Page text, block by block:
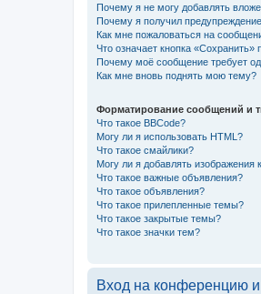
Почему я не могу добавлять
Почему я получил
Как мне пожаловаться на
Что означает кнопка
Почему моё сообщение требует
Как мне вновь поднять мою тему?
Форматирование сообщений и
Что такое BBCode?
Могу ли я использовать HTML?
Что такое смайлики?
Могу ли я добавлять изображения
Что такое важные объявления?
Что такое объявления?
Что такое прилепленные темы?
Что такое закрытые темы?
Что такое значки тем?
Вход на конференцию и